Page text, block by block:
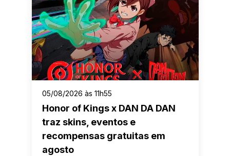
05/08/2026 às 11h55
Honor of Kings x DAN DA DAN
traz skins, eventos e
recompensas gratuitas em
agosto